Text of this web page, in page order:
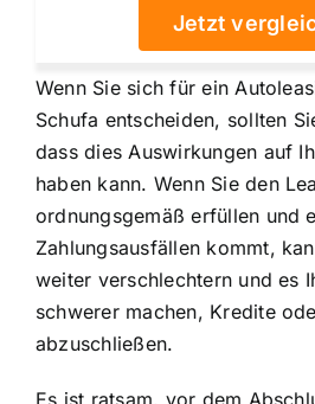
Jetzt
Wenn Sie sich für ein
Schufa entscheiden, sollten
dass dies Auswirkungen auf
haben kann. Wenn Sie den
ordnungsgemäß erfüllen und
Zahlungsausfällen kommt,
weiter verschlechtern und es
schwerer machen, Kredite
abzuschließen.